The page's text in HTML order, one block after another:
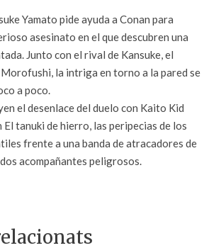
Yamato pide ayuda a Conan para
asesinato en el que descubren una
Junto con el rival de Kansuke, el
la intriga en torno a la pared se
a poco.
el desenlace del duelo con Kaito Kid
El tanuki de hierro, las peripecias de los
frente a una banda de atracadores de
acompañantes peligrosos.